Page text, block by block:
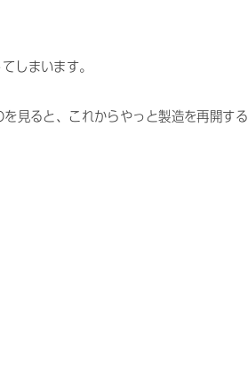
しまいます。
見ると、これからやっと製造を再開する